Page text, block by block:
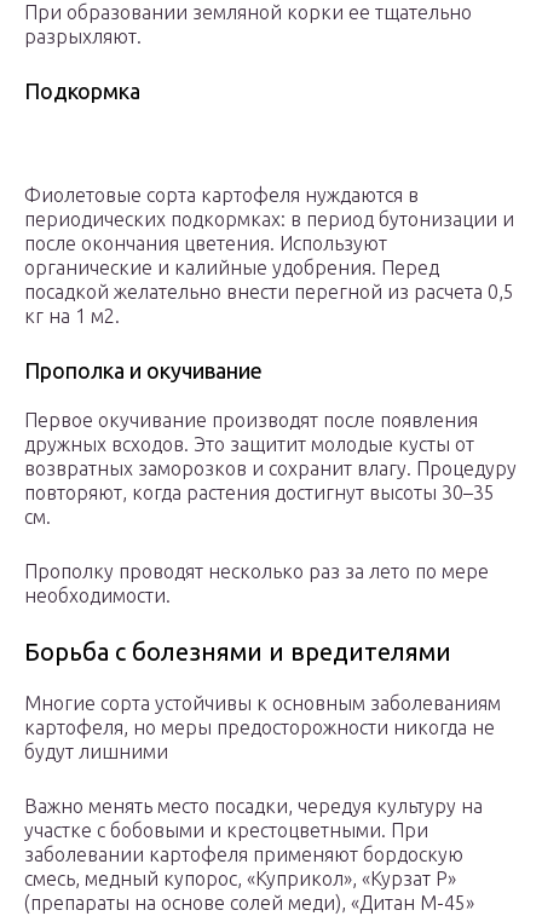
При образовании земляной корки ее тщательно
разрыхляют.
Подкормка
Фиолетовые сорта картофеля нуждаются в
периодических подкормках: в период бутонизации и
после окончания цветения. Используют
органические и калийные удобрения. Перед
посадкой желательно внести перегной из расчета 0,5
кг на 1 м2.
Прополка и окучивание
Первое окучивание производят после появления
дружных всходов. Это защитит молодые кусты от
возвратных заморозков и сохранит влагу. Процедуру
повторяют, когда растения достигнут высоты 30–35
см.
Прополку проводят несколько раз за лето по мере
необходимости.
Борьба с болезнями и вредителями
Многие сорта устойчивы к основным заболеваниям
картофеля, но меры предосторожности никогда не
будут лишними
Важно менять место посадки, чередуя культуру на
участке с бобовыми и крестоцветными. При
заболевании картофеля применяют бордоскую
смесь, медный купорос, «Куприкол», «Курзат Р»
(препараты на основе солей меди), «Дитан М-45»